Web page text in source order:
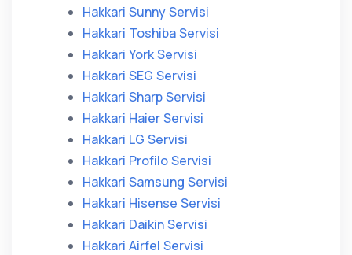
Hakkari Sunny Servisi
Hakkari Toshiba Servisi
Hakkari York Servisi
Hakkari SEG Servisi
Hakkari Sharp Servisi
Hakkari Haier Servisi
Hakkari LG Servisi
Hakkari Profilo Servisi
Hakkari Samsung Servisi
Hakkari Hisense Servisi
Hakkari Daikin Servisi
Hakkari Airfel Servisi